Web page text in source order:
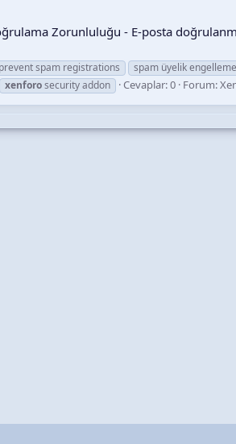
Zorunluluğu - E-posta
prevent spam registrations spam üyelik engelleme
xenforosecurity addon Cevaplar: 0 Forum: